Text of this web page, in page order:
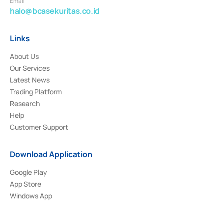
halo@bcasekuritas.co.id
Links
About Us
Our Services
Latest News
Trading Platform
Research
Help
Customer Support
Download Application
Google Play
App Store
Windows App